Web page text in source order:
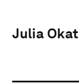
Julia